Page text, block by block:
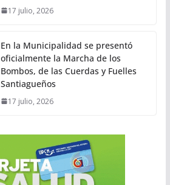
17 julio, 2026
En la Municipalidad se presentó
oficialmente la Marcha de los
Bombos, de las Cuerdas y Fuelles
Santiagueños
17 julio, 2026